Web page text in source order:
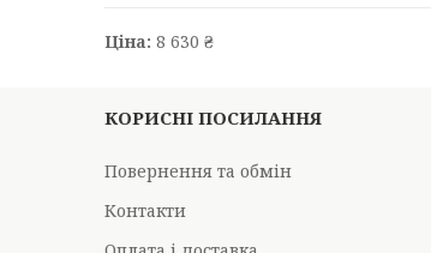
Ціна: 8 630 ₴
КОРИСНІ ПОСИЛАННЯ
Повернення та обмін
Контакти